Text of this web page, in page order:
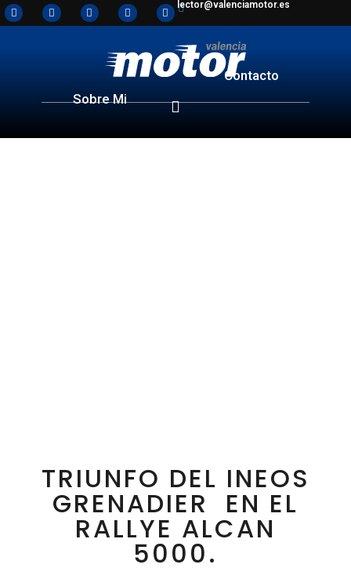
lector@valenciamotor.es
Sobre Mi
Contacto
TRIUNFO DEL INEOS
GRENADIER EN EL
RALLYE ALCAN
5000.